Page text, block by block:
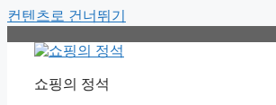
컨텐츠로 건너뛰기
쇼핑의 정석